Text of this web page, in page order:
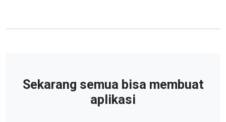
Sekarang semua bisa membuat
aplikasi